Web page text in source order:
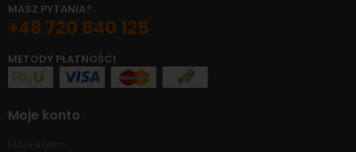
MASZ PYTANIA?
+48 720 840 125
METODY PŁATNOŚCI
Moje konto